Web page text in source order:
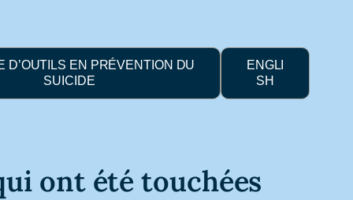
ENGLI
SH
D’OUTILS EN PRÉVENTION DU
SUICIDE
ont été touchées